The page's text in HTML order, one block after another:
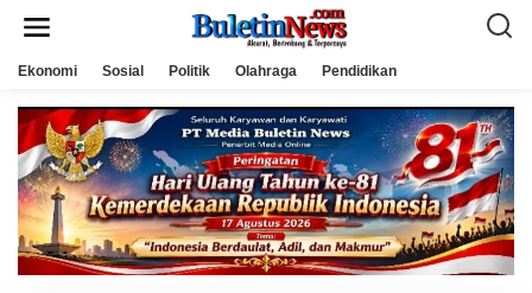
Ekonomi Sosial Politik Olahraga Pendidikan